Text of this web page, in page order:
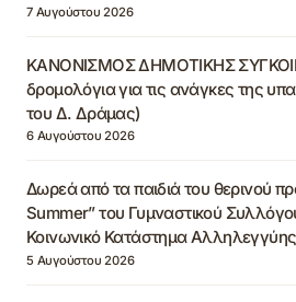
7 Αυγούστου 2026
ΚΑΝΟΝΙΣΜΟΣ ΔΗΜΟΤΙΚΗΣ
δρομολόγια για τις ανάγκες της
του Δ. Δράμας)
6 Αυγούστου 2026
Δωρεά από τα παιδιά του θερινού
Summer” του Γυμναστικού
Κοινωνικό Κατάστημα Αλληλεγγύης
5 Αυγούστου 2026